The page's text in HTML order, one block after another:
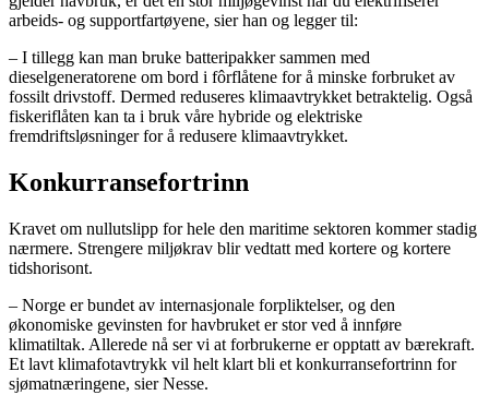
arbeids- og supportfartøyene, sier han og legger til:
– I tillegg kan man bruke batteripakker sammen med
dieselgeneratorene om bord i fôrflåtene for å minske forbruket av
fossilt drivstoff. Dermed reduseres klimaavtrykket betraktelig. Også
fiskeriflåten kan ta i bruk våre hybride og elektriske
fremdriftsløsninger for å redusere klimaavtrykket.
Konkurransefortrinn
Kravet om nullutslipp for hele den maritime sektoren kommer stadig
nærmere. Strengere miljøkrav blir vedtatt med kortere og kortere
tidshorisont.
– Norge er bundet av internasjonale forpliktelser, og den
økonomiske gevinsten for havbruket er stor ved å innføre
klimatiltak. Allerede nå ser vi at forbrukerne er opptatt av bærekraft.
Et lavt klimafotavtrykk vil helt klart bli et konkurransefortrinn for
sjømatnæringene, sier Nesse.